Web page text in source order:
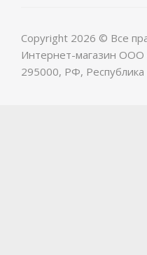
Copyright 2026 © Все
Интернет-магазин
295000, РФ,